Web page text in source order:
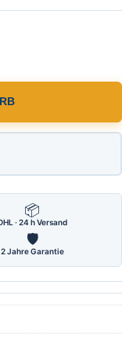
📦
· 24 h Versand
🛡
2 Jahre Garantie